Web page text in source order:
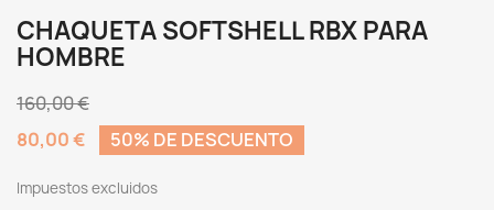
CHAQUETA SOFTSHELL RBX PARA
HOMBRE
160,00 €
80,00 €
50% DE DESCUENTO
Impuestos excluidos